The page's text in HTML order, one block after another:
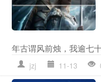
年古谓风前烛，我逾七
jzj 11-13